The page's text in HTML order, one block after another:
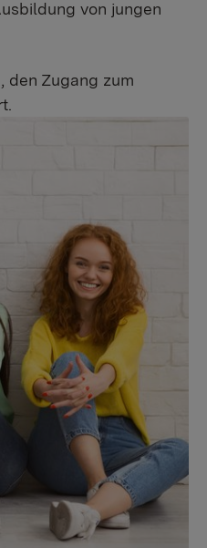
von jungen
den Zugang zum